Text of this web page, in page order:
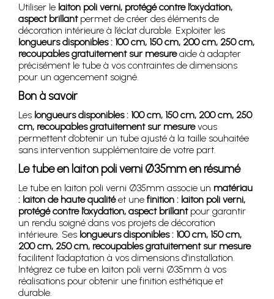
Utiliser le laiton poli verni, protégé contre l’oxydation,
aspect brillantpermet de créer des éléments de
décoration intérieure à l’éclat durable. Exploiter les
longueurs disponibles : 100 cm, 150 cm, 200 cm, 250 cm,
recoupables gratuitement sur mesureaide à adapter
précisément le tube à vos contraintes de dimensions
pour un agencement soigné.
Bon à savoir
Les longueurs disponibles : 100 cm, 150 cm, 200 cm, 250
cm, recoupables gratuitement sur mesurevous
permettent d’obtenir un tube ajusté à la taille souhaitée
sans intervention supplémentaire de votre part.
Le tube en laiton poli verni Ø35mm en résumé
Le tube en laiton poli verni Ø35mm associe un matériau
: laiton de haute qualitéet une finition : laiton poli verni,
protégé contre l’oxydation, aspect brillantpour garantir
un rendu soigné dans vos projets de décoration
intérieure. Ses longueurs disponibles : 100 cm, 150 cm,
200 cm, 250 cm, recoupables gratuitement sur mesure
facilitent l’adaptation à vos dimensions d’installation.
Intégrez ce tube en laiton poli verni Ø35mm à vos
réalisations pour obtenir une finition esthétique et
durable.